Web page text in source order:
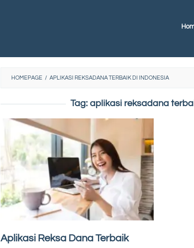
HOMEPAGE / APLIKASI REKSADANA TERBAIK DI INDONESIA
Tag: aplikasi reksadana
Aplikasi Reksa Dana Terbaik